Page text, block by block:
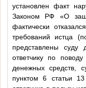
установлен факт
Законом РФ «О
фактически
требований истца
представлены суду
ответчику по
денежных средств,
пунктом 6 статьи